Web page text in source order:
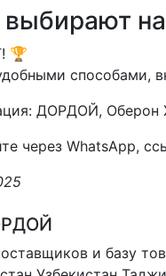
🏆
способами,
ДОРДОЙ, Оберон
через WhatsApp,
и базу